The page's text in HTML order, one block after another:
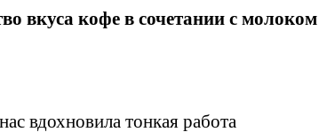
вкуса кофе в сочетании с молоком
вдохновила тонкая работа